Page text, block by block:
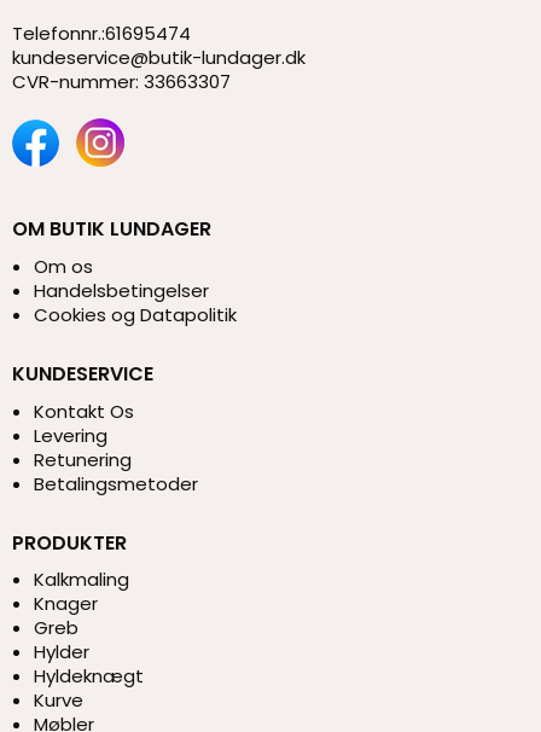
Telefonnr.:61695474
kundeservice@butik-lundager.dk
CVR-nummer: 33663307
OM BUTIK LUNDAGER
Om os
Handelsbetingelser
Cookies og Datapolitik
KUNDESERVICE
Kontakt Os
Levering
Retunering
Betalingsmetoder
PRODUKTER
Kalkmaling
Knager
Greb
Hylder
Hyldeknægt
Kurve
Møbler